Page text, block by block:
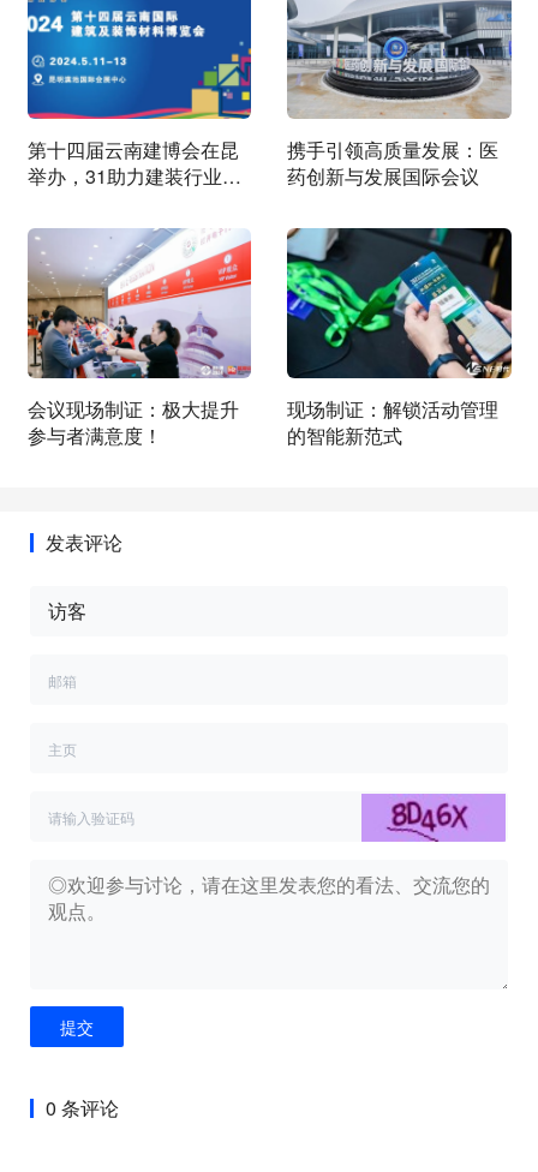
第十四届云南建博会在昆
举办，31助力建装行业交
携手引领高质量发展：医
药创新与发展国际会议
会议现场制证：极大提升
参与者满意度！
现场制证：解锁活动管理
的智能新范式
发表评论
提交
0 条评论